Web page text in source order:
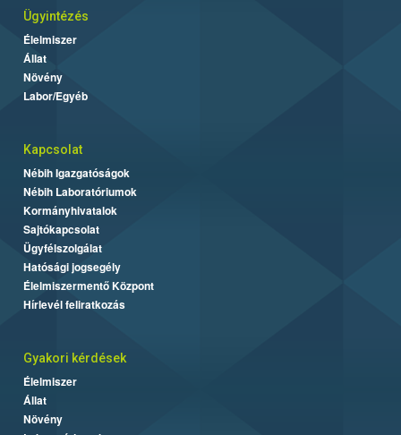
Ügyintézés
Élelmiszer
Állat
Növény
Labor/Egyéb
Kapcsolat
Nébih Igazgatóságok
Nébih Laboratóriumok
Kormányhivatalok
Sajtókapcsolat
Ügyfélszolgálat
Hatósági jogsegély
Élelmiszermentő Központ
Hírlevél feliratkozás
Gyakori kérdések
Élelmiszer
Állat
Növény